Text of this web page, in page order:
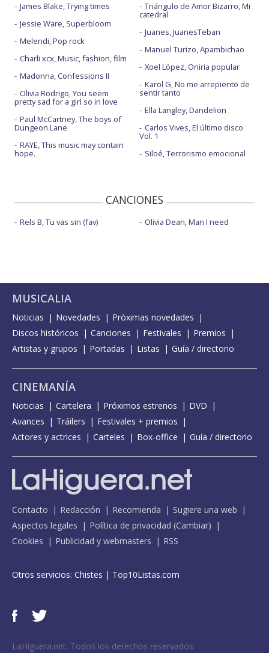
James Blake, Trying times
Jessie Ware, Superbloom
Melendi, Pop rock
Charli xcx, Music, fashion, film
Madonna, Confessions II
Olivia Rodrigo, You seem
pretty sad for a girl so in love
Paul McCartney, The boys of
Dungeon Lane
RAYE, This music may contain
hope.
Triángulo de Amor Bizarro, Mi
catedral
Juanes, JuanesTeban
Manuel Turizo, Apambichao
Xoel López, Oniria popular
Karol G, No me arrepiento de
sentir tanto
Ella Langley, Dandelion
Carlos Vives, El último disco
Vol. 1
Siloé, Terrorismo emocional
CANCIONES
Rels B, Tu vas sin (fav) Olivia Dean, Man I need
MUSICALIA
Noticias Novedades
Próximas novedades
Discos históricos
Canciones Festivales
Premios
Artistas y grupos
Portadas Listas Guía / directorio
CINEMANÍA
Noticias Cartelera Próximos estrenos
DVD
Avances
Tráilers
Festivales + premios
Actores y actrices
Carteles Box-office Guía / directorio
Contacto Redacción Recomienda
Sugiere una web
Aspectos legales
Política de privacidad (Cambiar)
Cookies
Publicidad y webmasters RSS
Otros servicios: Chistes | Top10Listas.com
LaHiguera.net. Todos los derechos reservados